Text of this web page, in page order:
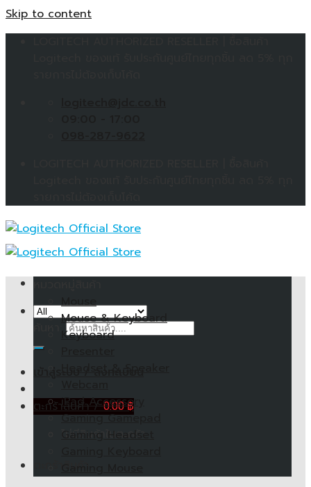
Skip to content
ตะกร้าสินค้า /0.00฿
ไม่มีสินค้าในตะกร้า
Mouse
Mouse & Keyboard
Keyboard
iPad Accessory
Gaming Gamepad
Gaming Headset